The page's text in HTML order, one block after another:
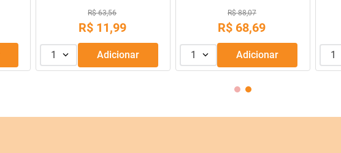
R$ 63,56
R$ 11,99
1 Adicionar
R$ 88,07
R$ 68,69
1 Adicionar 1